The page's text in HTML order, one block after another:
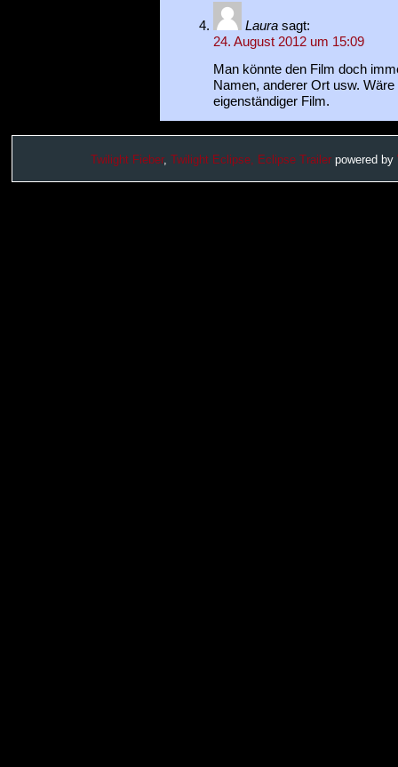
Laura sagt:
24. August 2012 um 15:09
Man könnte den Film doch
Namen, anderer Ort usw.
eigenständiger Film.
Twilight Fieber, Twilight Eclipse, Eclipse Trailer powered by